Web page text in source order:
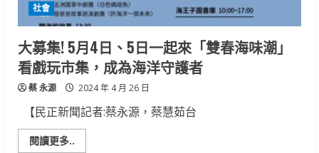
社會
大募集! 5月4日、5日一起來「雙春海味潮」
看戲玩市集，成為海洋守護者
蔡 永源 2024 年 4 月 26 日
【民正新聞記者:蔡永源，蔡慧茹台
閱讀更多..
more